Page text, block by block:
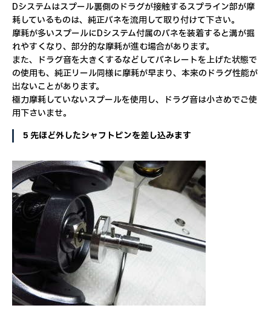
Dシステムはスプール裏側のドラグが接触するスプライン部が摩
耗しているものは、純正バネを流用して取り付けて下さい。
摩耗が多いスプールにDシステム付属のバネを装着すると溝が掘
れやすくなり、部分的な摩耗が進む場合があります。
また、ドラグ音を大きくするなどしてバネレートを上げた状態で
の使用も、純正リール同様に摩耗が早まり、本来のドラグ性能が
出ないことがあります。
極力摩耗していないスプールを使用し、ドラグ音は小さめでご使
用下さいませ。
5 先ほど外したシャフトピンを差し込みます